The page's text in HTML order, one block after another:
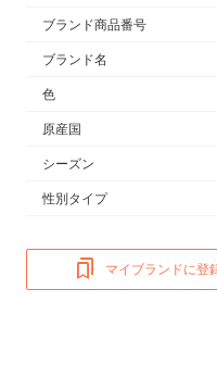
ブランド商品番号
ブランド名
色
原産国
シーズン
性別タイプ
マイブランドに登